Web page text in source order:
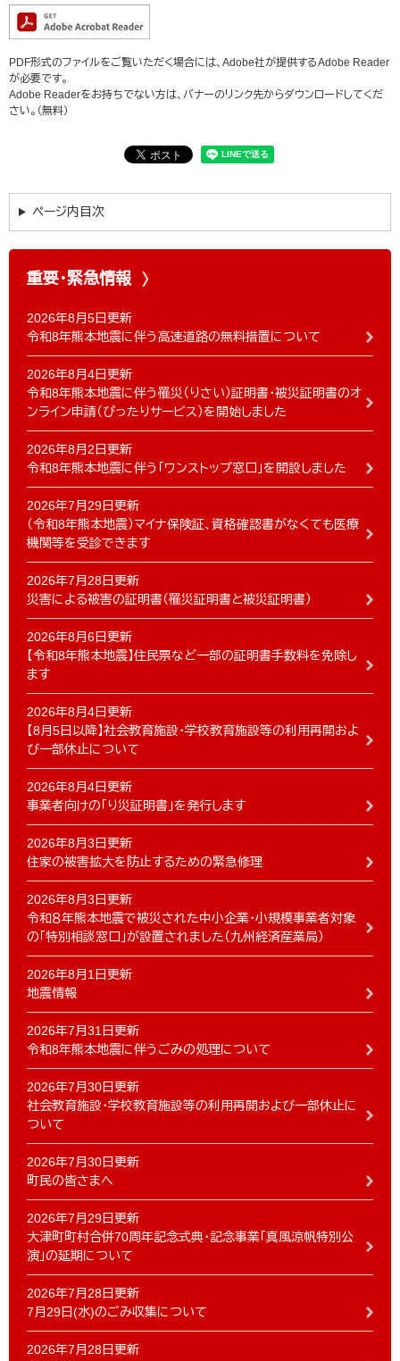
PDF形式のファイルをご覧いただく場合には、Adobe社が提供するAdobe Reader
が必要です。
Adobe Readerをお持ちでない方は、バナーのリンク先からダウンロードしてくだ
さい。（無料）
ページ内目次
重要・緊急情報
2026年8月5日更新
令和8年熊本地震に伴う高速道路の無料措置について
2026年8月4日更新
令和8年熊本地震に伴う罹災（りさい）証明書・被災証明書のオ
ンライン申請（ぴったりサービス）を開始しました
2026年8月2日更新
令和8年熊本地震に伴う「ワンストップ窓口」を開設しました
2026年7月29日更新
（令和8年熊本地震）マイナ保険証、資格確認書がなくても医療
機関等を受診できます
2026年7月28日更新
災害による被害の証明書（罹災証明書と被災証明書）
2026年8月6日更新
【令和8年熊本地震】住民票など一部の証明書手数料を免除し
ます
2026年8月4日更新
【8月5日以降】社会教育施設・学校教育施設等の利用再開およ
び一部休止について
2026年8月4日更新
事業者向けの「り災証明書」を発行します
2026年8月3日更新
住家の被害拡大を防止するための緊急修理
2026年8月3日更新
令和８年熊本地震で被災された中小企業・小規模事業者対象
の「特別相談窓口」が設置されました（九州経済産業局）
2026年8月1日更新
地震情報
2026年7月31日更新
令和8年熊本地震に伴うごみの処理について
2026年7月30日更新
社会教育施設・学校教育施設等の利用再開および一部休止に
ついて
2026年7月30日更新
町民の皆さまへ
2026年7月29日更新
大津町町村合併70周年記念式典・記念事業「真風涼帆特別公
演」の延期について
2026年7月28日更新
7月29日(水)のごみ収集について
2026年7月28日更新